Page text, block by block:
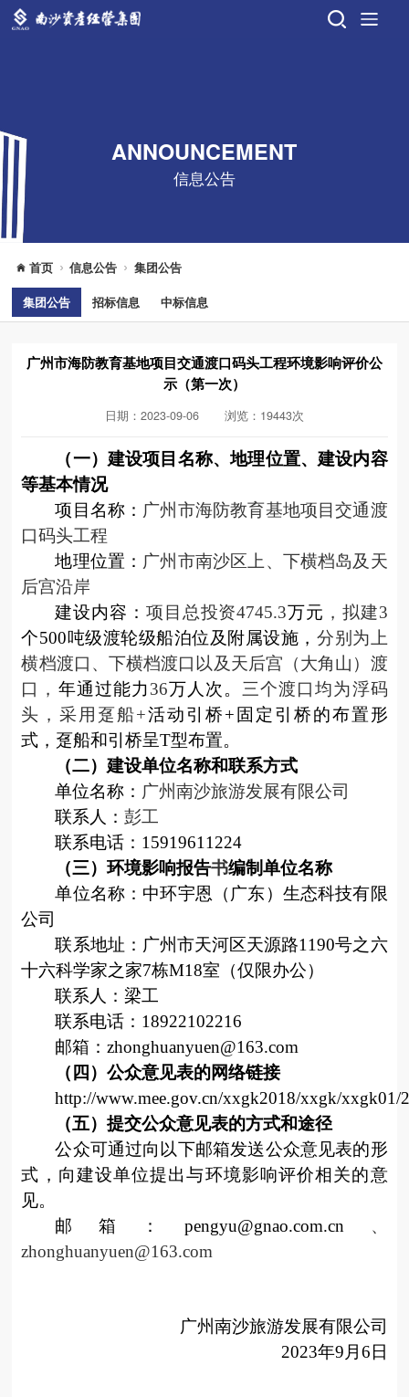
ANNOUNCEMENT
信息公告
首页 信息公告 集团公告
集团公告 招标信息 中标信息
广州市海防教育基地项目交通渡口码头工程环境影响评价公
示（第一次）
日期：2023-09-06 浏览：19443次
（一）建设项目名称、地理位置、建设内容
等基本情况
项目名称： 广州市海防教育基地项目交通渡
口码头工程
地理位置： 广州市南沙区上、下横档岛及天
后宫沿岸
建设内容： 项目总投资4745.3万元 ，拟建3
个500吨级渡轮级船泊位及附属设施， 分别为上
横档渡口、下横档渡口以及天后宫（大角山）渡
口， 年通过能力36万人次。 三个渡口均为浮码
头，采用趸船+活动引桥+固定引桥的布置形
式，趸船和引桥呈T型布置。
（二）建设单位名称和联系方式
单位名称： 广州南沙旅游发展有限公司
联系人：彭工
联系电话： 15919611224
（三）环境影响报告书编制单位名称
单位名称：中环宇恩（广东）生态科技有限
公司
联系地址：广州市天河区天源路1190号之六
十六科学家之家7栋M18室（仅限办公）
联系人：梁工
联系电话： 18922102216
邮箱：zhonghuanyuen@163.com
（四）公众意见表的网络链接
http://www.mee.gov.cn/xxgk2018/xxgk/xxgk01/
（五）提交公众意见表的方式和途径
公众可通过向以下邮箱发送公众意见表的形
式，向建设单位提出与环境影响评价相关的意
见。
邮箱：pengyu@gnao.com.cn 、
zhonghuanyuen@163.com
广州南沙旅游发展有限公司
2023年9 月6日